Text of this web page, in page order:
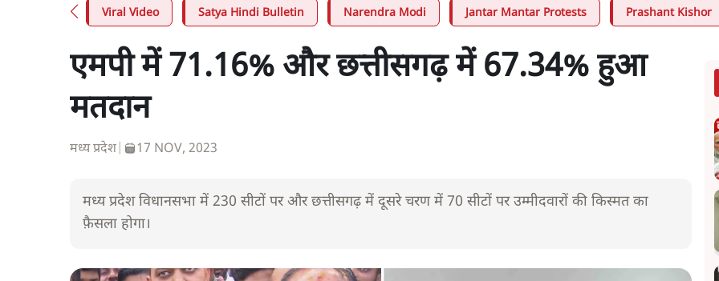
Viral Video Satya Hindi Bulletin Narendra Modi Jantar Mantar Protests Prashant Kishor
एमपी में 71.16% और छत्तीसगढ़ में 67.34% हुआ
मतदान
मध्य प्रदेश 17 NOV, 2023
मध्य प्रदेश विधानसभा में 230 सीटों पर और छत्तीसगढ़ में दूसरे चरण में 70 सीटों पर उम्मीदवारों की किस्मत का
फ़ैसला होगा।